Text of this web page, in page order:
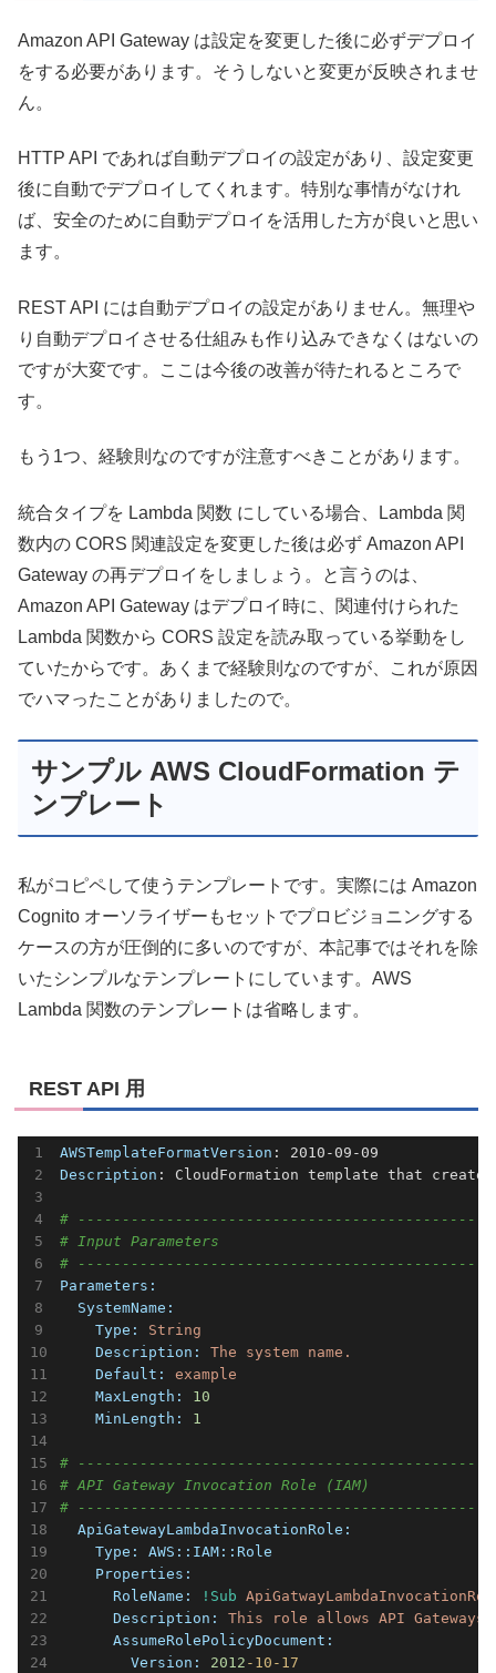
Amazon API Gateway は設定を変更した後に必ずデプロイ
をする必要があります。そうしないと変更が反映されませ
ん。
HTTP API であれば自動デプロイの設定があり、設定変更
後に自動でデプロイしてくれます。特別な事情がなけれ
ば、安全のために自動デプロイを活用した方が良いと思い
ます。
REST API には自動デプロイの設定がありません。無理や
り自動デプロイさせる仕組みも作り込みできなくはないの
ですが大変です。ここは今後の改善が待たれるところで
す。
もう1つ、経験則なのですが注意すべきことがあります。
統合タイプを Lambda 関数 にしている場合、Lambda 関
数内の CORS 関連設定を変更した後は必ず Amazon API
Gateway の再デプロイをしましょう。と言うのは、
Amazon API Gateway はデプロイ時に、関連付けられた
Lambda 関数から CORS 設定を読み取っている挙動をし
ていたからです。あくまで経験則なのですが、これが原因
でハマったことがありましたので。
サンプル AWS CloudFormation テ
ンプレート
私がコピペして使うテンプレートです。実際には Amazon
Cognito オーソライザーもセットでプロビジョニングする
ケースの方が圧倒的に多いのですが、本記事ではそれを除
いたシンプルなテンプレートにしています。AWS
Lambda 関数のテンプレートは省略します。
REST API 用
AWSTemplateFormatVersion
Description : CloudFormation template that
#
# Input Parameters
#
Parameters:
  SystemName:
    Type:
String
    Description:
The system name.
    Default:
example
    MaxLength:
10
    MinLength:
1
#
# API Gateway Invocation Role (IAM)
#
  ApiGatewayLambdaInvocationRole:
    Type:
AWS::IAM::Role
    Properties:
      RoleName:
!Sub
      Description:
This role allows API Gateways
      AssumeRolePolicyDocument:
        Version:
2012 -10 -17